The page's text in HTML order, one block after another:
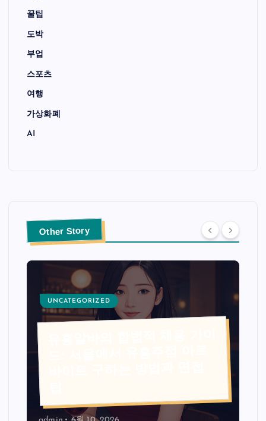
꿀팁
도박
부업
스포츠
여행
가상화폐
AI
Other Story
UNCATEGORIZED